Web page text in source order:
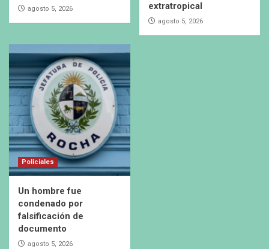
agosto 5, 2026
extratropical
agosto 5, 2026
Policiales
Un hombre fue
condenado por
falsificación de
documento
agosto 5, 2026